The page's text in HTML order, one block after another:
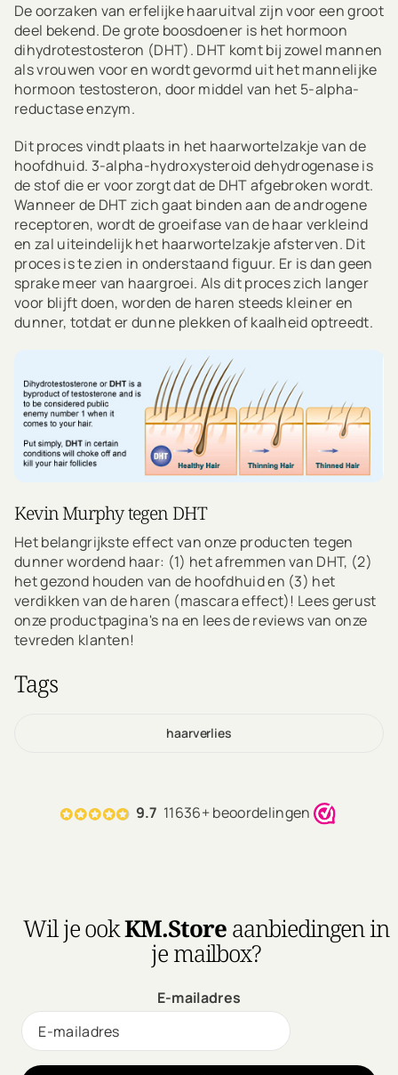
De oorzaken van erfelijke haaruitval zijn voor een groot
deel bekend. De grote boosdoener is het hormoon
dihydrotestosteron (DHT). DHT komt bij zowel mannen
als vrouwen voor en wordt gevormd uit het mannelijke
hormoon testosteron, door middel van het 5-alpha-
reductase enzym.
Dit proces vindt plaats in het haarwortelzakje van de
hoofdhuid. 3-alpha-hydroxysteroid dehydrogenase is
de stof die er voor zorgt dat de DHT afgebroken wordt.
Wanneer de DHT zich gaat binden aan de androgene
receptoren, wordt de groeifase van de haar verkleind
en zal uiteindelijk het haarwortelzakje afsterven. Dit
proces is te zien in onderstaand figuur. Er is dan geen
sprake meer van haargroei. Als dit proces zich langer
voor blijft doen, worden de haren steeds kleiner en
dunner, totdat er dunne plekken of kaalheid optreedt.
Kevin Murphy tegen DHT
Het belangrijkste effect van onze producten tegen
dunner wordend haar: (1) het afremmen van DHT, (2)
het gezond houden van de hoofdhuid en (3) het
verdikken van de haren (mascara effect)! Lees gerust
onze productpagina's na en lees de reviews van onze
tevreden klanten!
Tags
haarverlies
9.7 11636+ beoordelingen
Wil je ookKM.Storeaanbiedingen in
je mailbox?
E-mailadres